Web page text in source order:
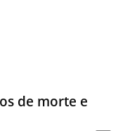
de morte e